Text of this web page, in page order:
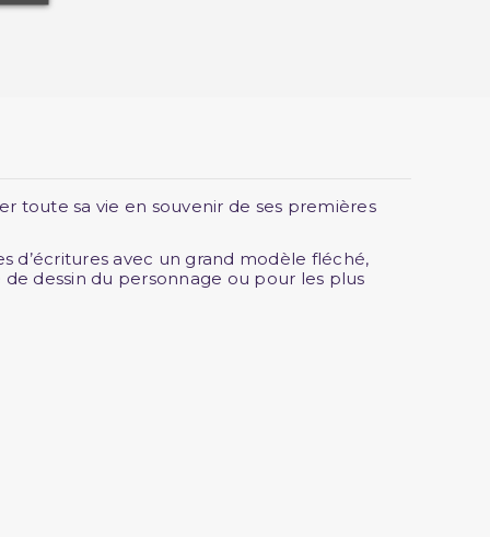
toute sa vie en souvenir de ses premières
d’écritures avec un grand modèle fléché,
dessin du personnage ou pour les plus